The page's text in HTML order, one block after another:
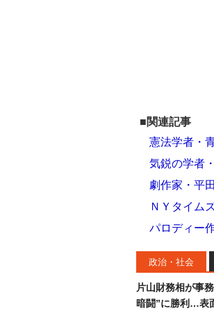
■関連記事
憲法学者・
気鋭の学者
劇作家・平
ＮＹタイム
パロディー
政治・社会
片山財務相が事
暗闘”に勝利…表